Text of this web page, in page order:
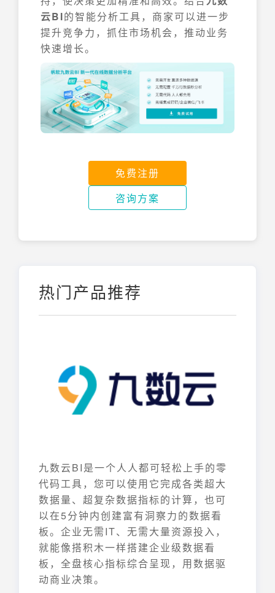
云BI的智能分析工具，商家可以进一步
提升竞争力，抓住市场机会，推动业务
快速增长。
免费注册
咨询方案
热门产品推荐
九数云BI是一个人人都可轻松上手的零
代码工具，您可以使用它完成各类超大
数据量、超复杂数据指标的计算，也可
以在5分钟内创建富有洞察力的数据看
板。企业无需IT、无需大量资源投入，
就能像搭积木一样搭建企业级数据看
板，全盘核心指标综合呈现，用数据驱
动商业决策。